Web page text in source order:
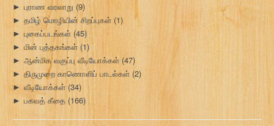
► புராண வரலாறு (9)
► தமிழ் மொழியின் சிறப்புகள் (1)
► புகைப்படங்கள் (45)
► மின் புத்தகங்கள் (1)
► ஆன்மிக வகுப்பு வீடியோக்கள் (47)
► திருமுறை காணொளிப் பாடல்கள் (2)
► வீடியோக்கள் (34)
► பகவத் கீதை (166)